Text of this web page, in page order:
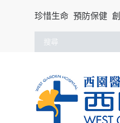
珍惜生命 預防保健